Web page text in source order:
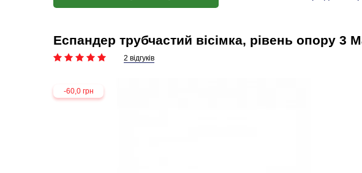
Еспандер трубчастий вісімка, рівень опору 3
2 відгуків
-60,0 грн